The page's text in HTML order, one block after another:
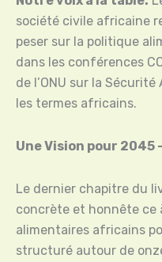
société civile africaine
peser sur la politique
dans les conférences
de l’ONU sur la
les termes africains.
Une Vision pour 2045
Le dernier chapitre du
concrète et honnête ce
alimentaires africains
structuré autour de